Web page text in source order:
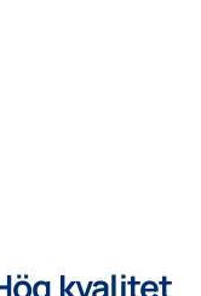
kvalitet